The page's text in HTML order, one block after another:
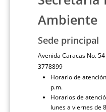
Ambiente
Sede principal
Avenida Caracas No.
3778899
Horario de
p.m.
Horarios de
lunes a viernes de